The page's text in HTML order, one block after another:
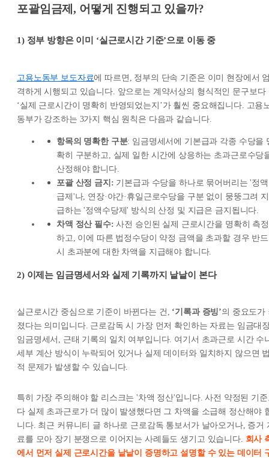
포괄임금제, 어떻게 진행되고 있을까?
1) 정부 방향은 이미 ‘실근로시간 기준’으로 이동 중
고용노동부 보도자료에 따르면, 정부의 단속 기준은 이미 현장에서
격하게 시행되고 있습니다. 앞으로는 계약서상의 형식적인 문구보다
‘실제 근로시간이 명확히 반영되었는지’가 훨씬 중요해집니다. 고용
동부가 강조하는 3가지 핵심 원칙은 다음과 같습니다.
항목의 명확한 구분: 임금명세서에 기본급과 각종 수당을
확히 구분하고, 실제 일한 시간에 상응하는 초과근로수당
산정해야 합니다.
포괄 산정 금지: 기본급과 수당을 하나로 묶어버리는 '정액
급제'나, 연장·야간·휴일근로수당을 구분 없이 뭉뚱그려 지
급하는 '정액수당제' 방식의 산정 및 지급은 금지됩니다.
차액 정산 필수: 사전 승인된 실제 근로시간을 명확히 측정
하고, 이에 따른 법정수당이 약정 금액을 초과할 경우 반드
시 초과분에 대한 차액을 지급해야 합니다.
2) 이제는 임금명세서와 실제 기록까지 낱낱이 본다
실근로시간 중심으로 기준이 바뀐다는 건, ‘기록과 증빙’의 중요도가
졌다는 의미입니다. 근로감독 시 가장 먼저 확인하는 자료는 임금대
임금명세서, 근태 기록의 일치 여부입니다. 여기서 초과근로 시간 수
세부 계산 방식이 누락되어 있거나 실제 데이터와 일치하지 않으면
적 문제가 발생할 수 있습니다.
특히 가장 주의해야 할 리스크는 '차액 정산'입니다. 사전 약정된 기
다 실제 초과근로가 더 많이 발생했다면 그 차액을 소급해 정산해야
니다. 최근 커뮤니티 글 하나로 근로감독 통보서가 날아오거나, 증거
료를 모아 장기 분쟁으로 이어지는 사례들도 생기고 있습니다. 회사
에서 먼저 실제 근로시간을 낱낱이 증명하고 설명할 수 있는 데이터